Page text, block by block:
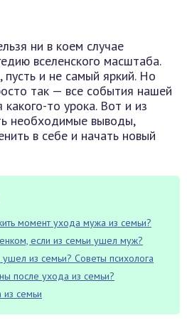
ни в коем случае
вселенского масштаба.
и не самый яркий. Но
так — все события нашей
то урока. Вот и из
необходимые выводы,
в себе и начать новый
момент ухода мужа из семьи?
если из семьи ушел муж?
из семьи? Советы психолога
после ухода из семьи?
семьи